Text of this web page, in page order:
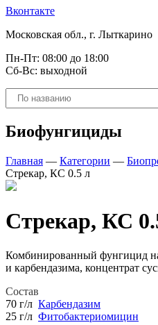
Вконтакте
Московская обл., г. Лыткарино
Пн-Пт: 08:00 до 18:00
Сб-Вс: выходной
Поиск
товаров
Биофунгициды
Главная — Категории —
Стрекар, КС 0.5 л
Стрекар, КС
Комбинированный фунгицид
и карбендазима, концентрат
Состав
70 г/л Карбендазим
25 г/л Фитобактериомицин